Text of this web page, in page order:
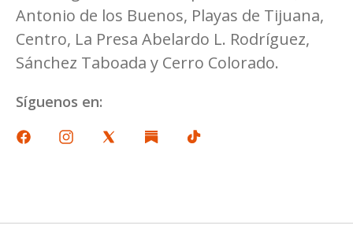
Antonio de los Buenos, Playas de Tijuana,
Centro, La Presa Abelardo L. Rodríguez,
Sánchez Taboada y Cerro Colorado.
Síguenos en: